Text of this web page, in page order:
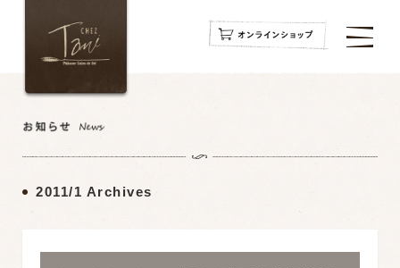
navigation
navigation
navigation
2011/1 Archives